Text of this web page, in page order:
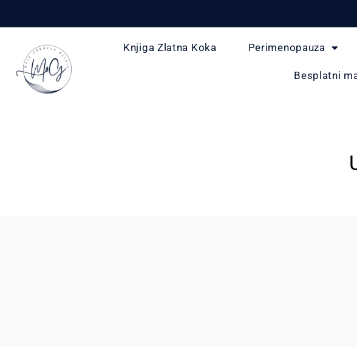
Knjiga Zlatna Koka Perimenopauza
Besplatni